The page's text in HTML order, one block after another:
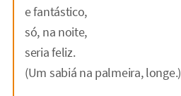
e fantástico,
só, na noite,
seria feliz.
(Um sabiá na palmeira, longe.)